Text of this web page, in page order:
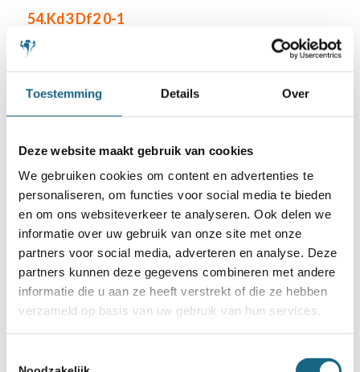
Toestemming Details Over
Deze website maakt gebruik van cookies
We gebruiken cookies om content en advertenties te
personaliseren, om functies voor social media te bieden
en om ons websiteverkeer te analyseren. Ook delen we
informatie over uw gebruik van onze site met onze
partners voor social media, adverteren en analyse. Deze
partners kunnen deze gegevens combineren met andere
informatie die u aan ze heeft verstrekt of die ze hebben
verzameld op basis van uw gebruik van hun services.
54.Kd3 Df2 0-1
Over de volgende partij schreef de jury: “De
manier waarop zwart op het einde een matnet
met dame en loper in de stelling kon vlechten
om er met de prijs vandoor te gaan.”
Sjef Rijnaarts – Lennert Lenaerts
Apeldoorn-Zuid Limburg
1.e4 e5 2.Pf3 Pc6 3.Lb5 a6 4.La4 Pf6 5.0–0 Le7
6.Te1 b5 7.Lb3 0–0 8.h3 Lb7